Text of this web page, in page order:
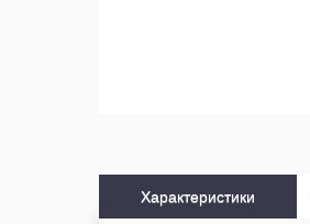
Характеристики